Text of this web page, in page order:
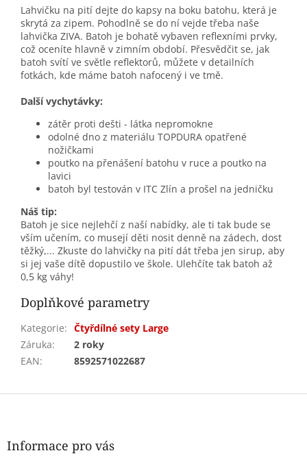
Lahvičku na pití dejte do kapsy na boku batohu, která je
skrytá za zipem. Pohodlně se do ní vejde třeba naše
lahvička ZIVA. Batoh je bohatě vybaven reflexními prvky,
což oceníte hlavně v zimním období. Přesvědčit se, jak
batoh svítí ve světle reflektorů, můžete v detailních
fotkách, kde máme batoh nafocený i ve tmě.
Další vychytávky:
zátěr proti dešti - látka nepromokne
odolné dno z materiálu TOPDURA opatřené
nožičkami
poutko na přenášení batohu v ruce a poutko na
lavici
batoh byl testován v ITC Zlín a prošel na jedničku
Náš tip:
Batoh je sice nejlehčí z naší nabídky, ale ti tak bude se
vším učením, co musejí děti nosit denně na zádech, dost
těžký,... Zkuste do lahvičky na pití dát třeba jen sirup, aby
si jej vaše dítě dopustilo ve škole. Ulehčíte tak batoh až
0,5 kg váhy!
Doplňkové parametry
Kategorie: Čtyřdílné sety Large
Záruka:
2 roky
EAN: 8592571022687
Z
Informace pro vás